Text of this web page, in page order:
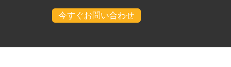
今すぐお問い合わせ